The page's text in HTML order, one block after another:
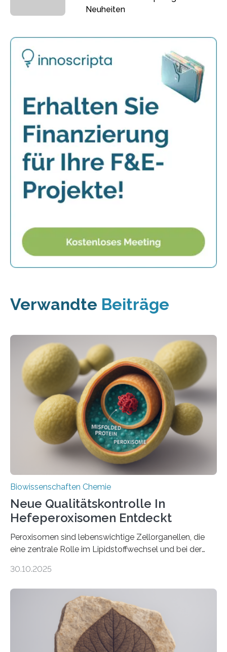
Neuheiten
Verwandte Beiträge
Biowissenschaften Chemie
Neue Qualitätskontrolle In
Hefeperoxisomen Entdeckt
Peroxisomen sind lebenswichtige Zellorganellen, die
eine zentrale Rolle im Lipidstoffwechsel und bei der
erfüllen können, müssen zahlreiche Enzyme präzise in
der Ruhr-Universität Bochum um Prof. Dr. Ralf Erdmann
und Dr. Ismaila Francis Yusuf hat nun einen bislang
unbekannten Qualitätskontrollmechanismus des
peroxisomalen Proteintransports in der Bäckerhefe
Saccharomyces cerevisiae entdeckt, der für die
30.10.2025